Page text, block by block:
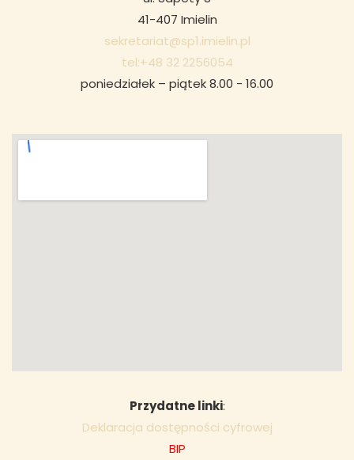
41-407 Imielin
sekretariat@sp1.imielin.pl
tel:+48 32 2256054
poniedziałek – piątek 8.00 - 16.00
Przydatne linki:
Deklaracja dostępności cyfrowej
BIP